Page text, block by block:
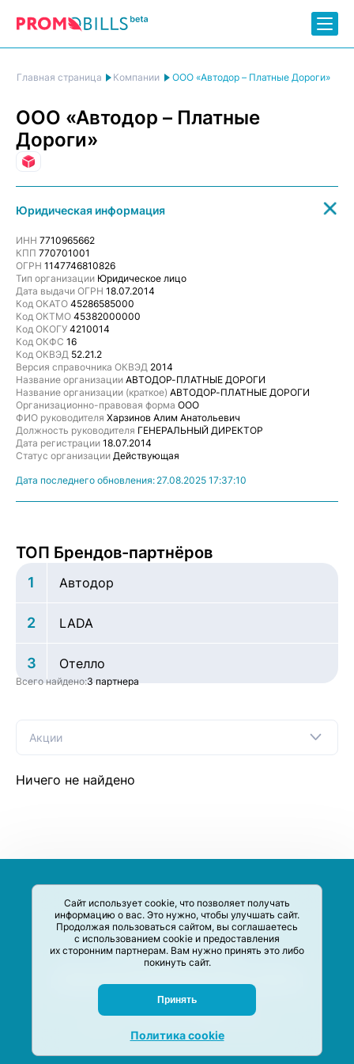
Сайт использует cookie, что позволяет получать
информацию о вас. Это нужно, чтобы улучшать сайт.
Продолжая пользоваться сайтом, вы соглашаетесь
с использованием cookie и предоставления
их сторонним партнерам. Вам нужно принять это либо
покинуть сайт.
Принять
Политика cookie
Главная страница Компании ООО «Автодор – Платные Дороги»
ООО «Автодор – Платные
Дороги»
Юридическая информация
ИНН 7710965662
КПП 770701001
ОГРН 1147746810826
Тип организации Юридическое лицо
Дата выдачи ОГРН 18.07.2014
Код ОКАТО 45286585000
Код ОКТМО 45382000000
Код ОКОГУ 4210014
Код ОКФС 16
Код ОКВЭД 52.21.2
Версия справочника ОКВЭД 2014
Название организации АВТОДОР-ПЛАТНЫЕ ДОРОГИ
Название организации (краткое) АВТОДОР-ПЛАТНЫЕ ДОРОГИ
Организационно-правовая форма ООО
ФИО руководителя Харзинов Алим Анатольевич
Должность руководителя ГЕНЕРАЛЬНЫЙ ДИРЕКТОР
Дата регистрации 18.07.2014
Статус организации Действующая
Дата последнего обновления: 27.08.2025 17:37:10
ТОП Брендов-партнёров
1 Автодор
2 LADA
3 Отелло
Всего найдено:3 партнера
Акции
Ничего не найдено
систематизации акций и скидок на товары и услуги в РФ
Задать вопрос
© M-Social production 2020 –2026